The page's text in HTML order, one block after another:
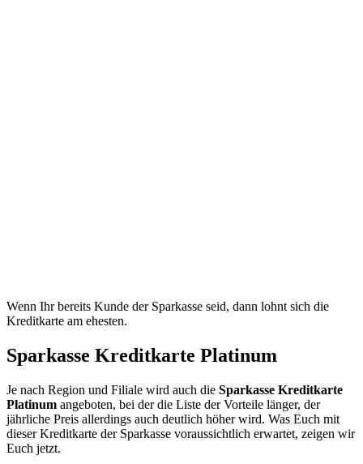
Wenn Ihr bereits Kunde der Sparkasse seid, dann lohnt sich die
Kreditkarte am ehesten.
Sparkasse Kreditkarte Platinum
Je nach Region und Filiale wird auch die Sparkasse Kreditkarte
Platinum angeboten, bei der die Liste der Vorteile länger, der
jährliche Preis allerdings auch deutlich höher wird. Was Euch mit
dieser Kreditkarte der Sparkasse voraussichtlich erwartet, zeigen wir
Euch jetzt.